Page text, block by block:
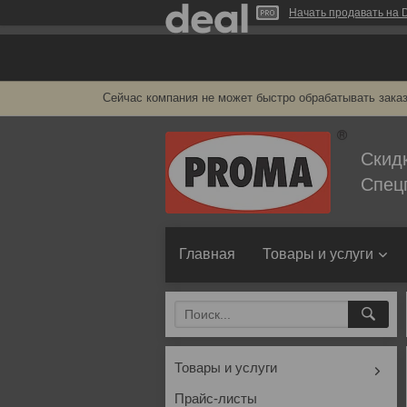
Начать продавать на
Сейчас компания не может быстро обрабатывать
Главная Товары и услуги
Товары и услуги
Прайс-листы